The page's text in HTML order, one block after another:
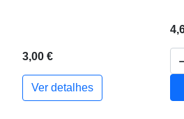
3,00 €
Ver detalhes